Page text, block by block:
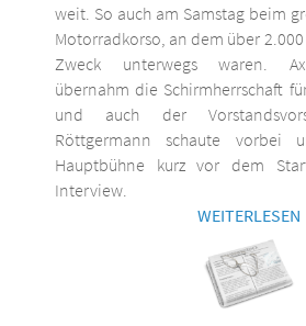
weit. So auch am Samstag beim
Motorradkorso, an dem über
Zweck unterwegs waren.
übernahm die Schirmherrschaft
und auch der
Röttgermann schaute
Hauptbühne kurz vor dem
Interview.
WEITERLESEN